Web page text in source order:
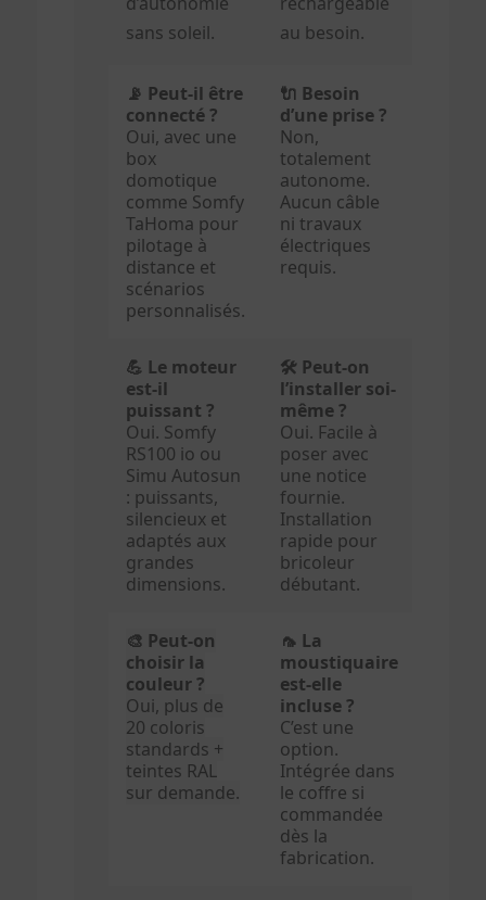
sans soleil.
au besoin.
📡 Peut-il être
connecté ?
Oui, avec une
box
domotique
comme Somfy
TaHoma pour
pilotage à
distance et
scénarios
personnalisés.
🔌 Besoin
d’une prise ?
Non,
totalement
autonome.
Aucun câble
ni travaux
électriques
requis.
💪 Le moteur
est-il
puissant ?
Oui. Somfy
RS100 io ou
Simu Autosun
: puissants,
silencieux et
adaptés aux
grandes
dimensions.
🛠️ Peut-on
l’installer soi-
même ?
Oui. Facile à
poser avec
une notice
fournie.
Installation
rapide pour
bricoleur
débutant.
🎨 Peut-on
choisir la
couleur ?
Oui, plus de
20 coloris
standards +
teintes RAL
sur demande.
🦟 La
moustiquaire
est-elle
incluse ?
C’est une
option.
Intégrée dans
le coffre si
commandée
dès la
fabrication.